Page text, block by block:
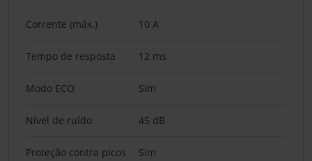
Corrente (máx.) 10 A
Tempo de resposta 12 ms
Modo ECO Sim
Nível de ruído 45 dB
Proteção contra picos
Sim